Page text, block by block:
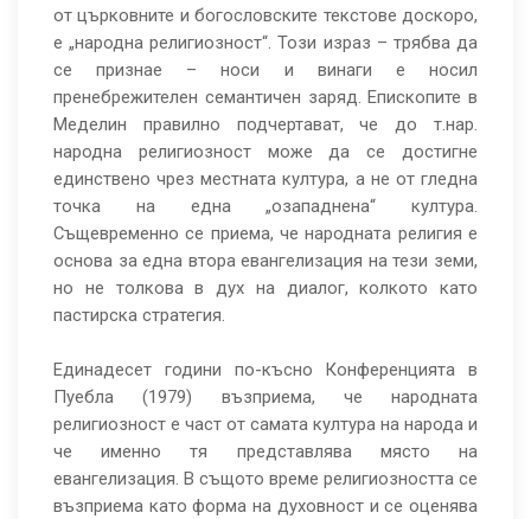
от църковните и богословските текстове доскоро,
е „народна религиозност“. Този израз – трябва да
се признае – носи и винаги е носил
пренебрежителен семантичен заряд. Епископите в
Меделин правилно подчертават, че до т.нар.
народна религиозност може да се достигне
единствено чрез местната култура, а не от гледна
точка на една „озападнена“ култура.
Същевременно се приема, че народната религия е
основа за една втора евангелизация на тези земи,
но не толкова в дух на диалог, колкото като
пастирска стратегия.
Единадесет години по-късно Конференцията в
Пуебла (1979) възприема, че народната
религиозност е част от самата култура на народа и
че именно тя представлява място на
евангелизация. В същото време религиозността се
възприема като форма на духовност и се оценява